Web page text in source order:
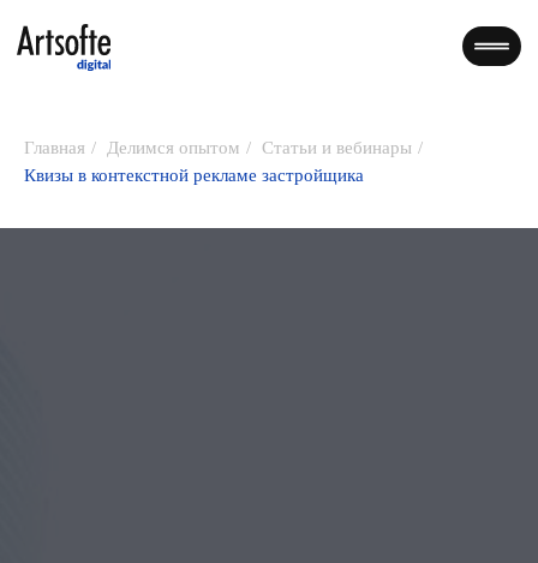
Главная / Делимся опытом / Статьи и вебинары /
Квизы в контекстной рекламе застройщика